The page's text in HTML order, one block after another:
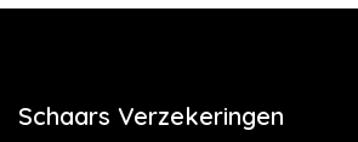
Schaars Verzekeringen